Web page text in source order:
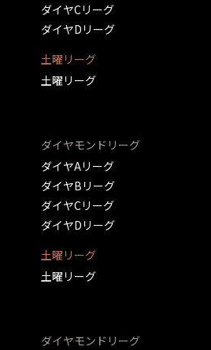
ダイヤCリーグ
ダイヤDリーグ
土曜リーグ
土曜リーグ
ダイヤモンドリーグ
ダイヤAリーグ
ダイヤBリーグ
ダイヤCリーグ
ダイヤDリーグ
土曜リーグ
土曜リーグ
ダイヤモンドリーグ